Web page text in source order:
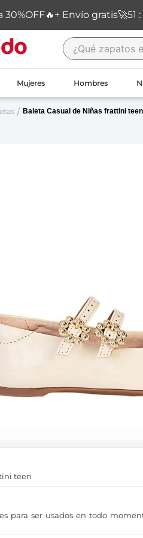
30%OFF🔥+ Envío gratis🚀51 :
¿Qué zapatos
Mujeres Hombres
Baleta Casual de Niñas frattini
teen
para ser usados en todo
2.
sandalias